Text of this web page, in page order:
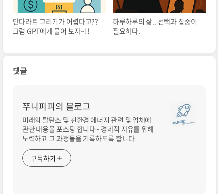
만다라트 그리기가 어렵다고??
그럼 GPT에게 물어 보자~!!
하루하루의 삶.. 선택과 집중이
필요하다.
댓글
쭈니파파의 블로그
미래의 탈탄소 및 친환경 에너지 관련 및 업체에
관한 내용을 포스팅 합니다~ 경제적 자유를 위해
노력하고 그 과정들을 기록하도록 합니다.
구독하기